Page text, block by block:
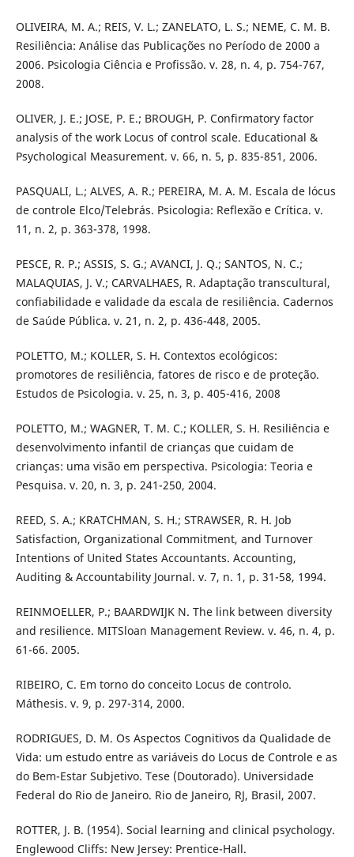
OLIVEIRA, M. A.; REIS, V. L.; ZANELATO, L. S.; NEME, C. M. B.
Resiliência: Análise das Publicações no Período de 2000 a
2006. Psicologia Ciência e Profissão. v. 28, n. 4, p. 754-767,
2008.
OLIVER, J. E.; JOSE, P. E.; BROUGH, P. Confirmatory factor
analysis of the work Locus of control scale. Educational &
Psychological Measurement. v. 66, n. 5, p. 835-851, 2006.
PASQUALI, L.; ALVES, A. R.; PEREIRA, M. A. M. Escala de lócus
de controle Elco/Telebrás. Psicologia: Reflexão e Crítica. v.
11, n. 2, p. 363-378, 1998.
PESCE, R. P.; ASSIS, S. G.; AVANCI, J. Q.; SANTOS, N. C.;
MALAQUIAS, J. V.; CARVALHAES, R. Adaptação transcultural,
confiabilidade e validade da escala de resiliência. Cadernos
de Saúde Pública. v. 21, n. 2, p. 436-448, 2005.
POLETTO, M.; KOLLER, S. H. Contextos ecológicos:
promotores de resiliência, fatores de risco e de proteção.
Estudos de Psicologia. v. 25, n. 3, p. 405-416, 2008
POLETTO, M.; WAGNER, T. M. C.; KOLLER, S. H. Resiliência e
desenvolvimento infantil de crianças que cuidam de
crianças: uma visão em perspectiva. Psicologia: Teoria e
Pesquisa. v. 20, n. 3, p. 241-250, 2004.
REED, S. A.; KRATCHMAN, S. H.; STRAWSER, R. H. Job
Satisfaction, Organizational Commitment, and Turnover
Intentions of United States Accountants. Accounting,
Auditing & Accountability Journal. v. 7, n. 1, p. 31-58, 1994.
REINMOELLER, P.; BAARDWIJK N. The link between diversity
and resilience. MITSloan Management Review. v. 46, n. 4, p.
61-66. 2005.
RIBEIRO, C. Em torno do conceito Locus de controlo.
Máthesis. v. 9, p. 297-314, 2000.
RODRIGUES, D. M. Os Aspectos Cognitivos da Qualidade de
Vida: um estudo entre as variáveis do Locus de Controle e as
do Bem-Estar Subjetivo. Tese (Doutorado). Universidade
Federal do Rio de Janeiro. Rio de Janeiro, RJ, Brasil, 2007.
ROTTER, J. B. (1954). Social learning and clinical psychology.
Englewood Cliffs: New Jersey: Prentice-Hall.